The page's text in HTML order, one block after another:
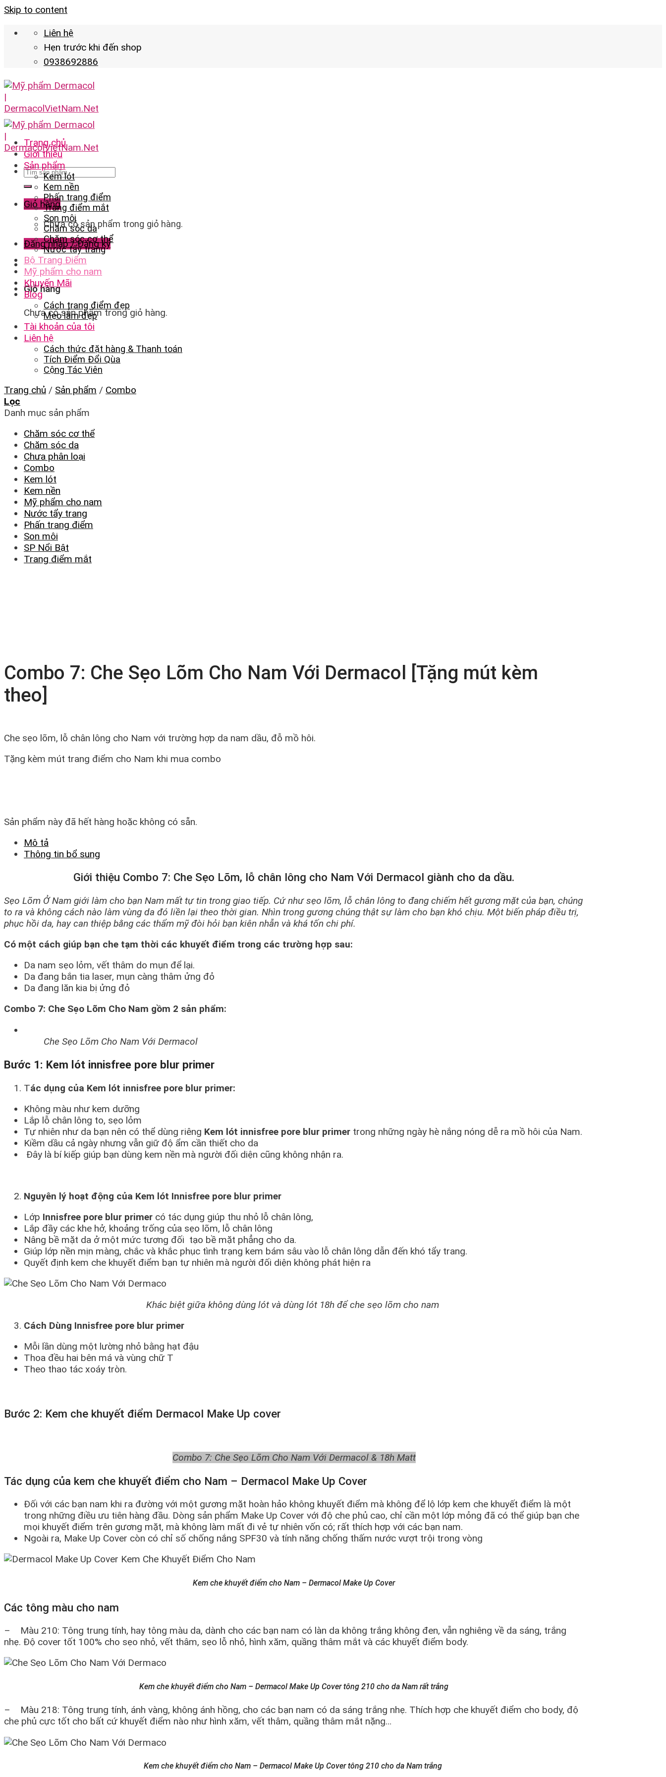
Skip to content
Liên hệ
Hẹn trước khi đến shop
0938692886
Giỏ hàng
Chưa có sản phẩm trong giỏ hàng.
Đăng nhập / Đăng ký
Giỏ hàng
Chưa có sản phẩm trong giỏ hàng.
Trang chủ
Giới thiệu
Sản phẩm
Kem lót
Kem nền
Phấn trang điểm
Trang điểm mắt
Son môi
Chăm sóc da
Chăm sóc cơ thể
Nước tẩy trang
Bộ Trang Điểm
Mỹ phẩm cho nam
Khuyến Mãi
Blog
Cách trang điểm đẹp
Mẹo làm đẹp
Tài khoản của tôi
Liên hệ
Cách thức đặt hàng & Thanh toán
Tích Điểm Đổi Qùa
Cộng Tác Viên
Trang chủ / Sản phẩm / Combo
Lọc
Danh mục sản phẩm
Chăm sóc cơ thể
Chăm sóc da
Chưa phân loại
Combo
Kem lót
Kem nền
Mỹ phẩm cho nam
Nước tẩy trang
Phấn trang điểm
Son môi
SP Nổi Bật
Trang điểm mắt
Combo 7: Che Sẹo Lõm Cho Nam Với Dermacol [Tặng mút kèm
theo]
Che sẹo lõm, lỗ chân lông cho Nam với trường hợp da nam dầu, đỗ mồ hôi.
Tặng kèm mút trang điểm cho Nam khi mua combo
Sản phẩm này đã hết hàng hoặc không có sẵn.
Mô tả
Thông tin bổ sung
Giới thiệu Combo 7: Che Sẹo Lõm, lỗ chân lông cho Nam Với Dermacol giành cho da dầu.
Sẹo Lõm Ở Nam giới làm cho bạn Nam mất tự tin trong giao tiếp. Cứ như sẹo lõm, lỗ chân lông to đang chiếm hết gương mặt của bạn, chúng
to ra và không cách nào làm vùng da đó liền lại theo thời gian. Nhìn trong gương chúng thật sự làm cho bạn khó chịu. Một biến pháp điều trị,
phục hồi da, hay can thiệp bằng các thẩm mỹ đòi hỏi bạn kiên nhẫn và khá tốn chi phí.
Có một cách giúp bạn che tạm thời các khuyết điểm trong các trường hợp sau:
Da nam sẹo lỏm, vết thâm do mụn để lại.
Da đang bắn tia laser, mụn càng thâm ửng đỏ
Da đang lăn kia bị ửng đỏ
Combo 7: Che Sẹo Lõm Cho Nam gồm 2 sản phẩm:
Che Sẹo Lõm Cho Nam Với Dermacol
Bước 1: Kem lót innisfree pore blur primer
Tác dụng của Kem lót innisfree pore blur primer:
Không màu như kem dưỡng
Lắp lỗ chân lông to, sẹo lỏm
Tự nhiên như da bạn nên có thể dùng riêng Kem lót innisfree pore blur primer trong những ngày hè nắng nóng dễ ra mồ hôi của Nam.
Kiềm dầu cả ngày nhưng vẫn giữ độ ẩm cần thiết cho da
Đây là bí kiếp giúp bạn dùng kem nền mà người đối diện cũng không nhận ra.
Nguyên lý hoạt động của Kem lót Innisfree pore blur primer
Lớp Innisfree pore blur primer có tác dụng giúp thu nhỏ lỗ chân lông,
Lắp đầy các khe hở, khoảng trống của sẹo lõm, lỗ chân lông
Nâng bề mặt da ở một mức tương đối tạo bề mặt phẳng cho da.
Giúp lớp nền mịn màng, chắc và khắc phục tình trạng kem bám sâu vào lỗ chân lông dẫn đến khó tẩy trang.
Quyết định kem che khuyết điểm bạn tự nhiên mà người đối diện không phát hiện ra
Khác biệt giữa không dùng lót và dùng lót 18h để che sẹo lõm cho nam
Cách Dùng Innisfree pore blur primer
Mỗi lần dùng một lường nhỏ bằng hạt đậu
Thoa đều hai bên má và vùng chữ T
Theo thao tác xoáy tròn.
Bước 2: Kem che khuyết điểm Dermacol Make Up cover
Combo 7: Che Sẹo Lõm Cho Nam Với Dermacol & 18h Matt
Tác dụng của kem che khuyết điểm cho Nam – Dermacol Make Up Cover
Đối với các bạn nam khi ra đường với một gương mặt hoàn hảo không khuyết điểm mà không để lộ lớp kem che khuyết điểm là một
trong những điều ưu tiên hàng đầu. Dòng sản phẩm Make Up Cover với độ che phủ cao, chỉ cần một lớp mỏng đã có thể giúp bạn che
mọi khuyết điểm trên gương mặt, mà không làm mất đi vẻ tự nhiên vốn có; rất thích hợp với các bạn nam.
Ngoài ra, Make Up Cover còn có chỉ số chống nắng SPF30 và tính năng chống thấm nước vượt trội trong vòng
Kem che khuyết điểm cho Nam – Dermacol Make Up Cover
Các tông màu cho nam
– Màu 210: Tông trung tính, hay tông màu da, dành cho các bạn nam có làn da không trắng không đen, vẫn nghiêng về da sáng, trắng
nhẹ. Độ cover tốt 100% cho sẹo nhỏ, vết thâm, sẹo lỗ nhỏ, hình xăm, quầng thâm mắt và các khuyết điểm body.
Kem che khuyết điểm cho Nam – Dermacol Make Up Cover tông 210 cho da Nam rất trắng
– Màu 218: Tông trung tính, ánh vàng, không ánh hồng, cho các bạn nam có da sáng trắng nhẹ. Thích hợp che khuyết điểm cho body, độ
che phủ cực tốt cho bất cứ khuyết điểm nào như hình xăm, vết thâm, quầng thâm mắt nặng…
Kem che khuyết điểm cho Nam – Dermacol Make Up Cover tông 210 cho da Nam trắng